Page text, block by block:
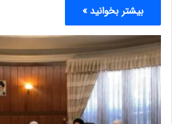
بیشتر بخوانید »